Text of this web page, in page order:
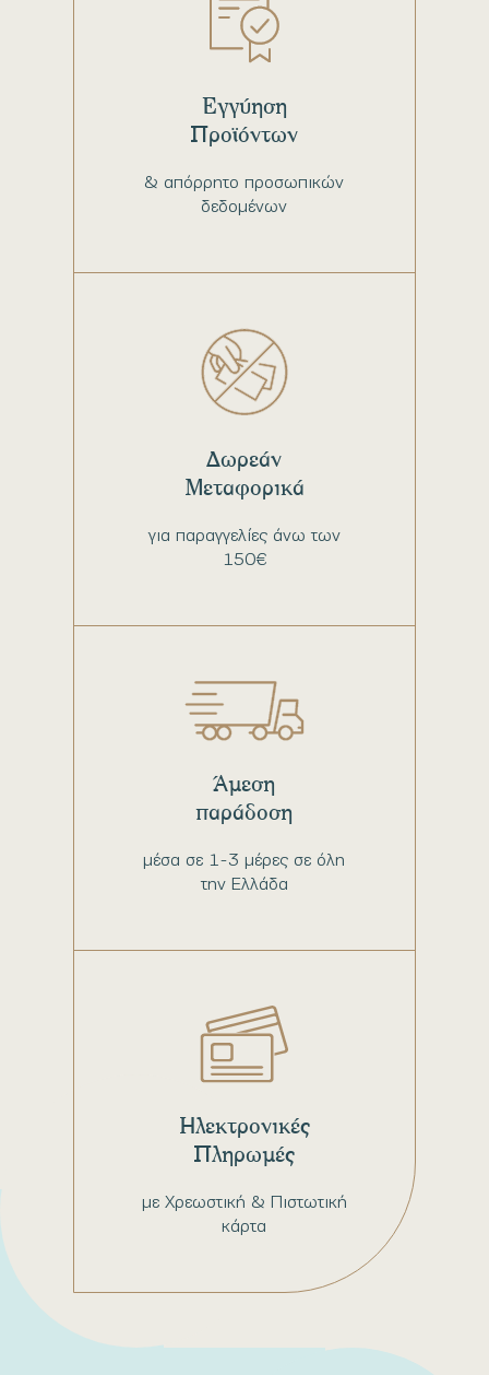
& απόρρητο προσωπικών
δεδομένων
Εγγύηση
Προϊόντων
για παραγγελίες άνω των
150€
Δωρεάν
Μεταφορικά
μέσα σε 1-3 μέρες σε όλη
την Ελλάδα
Άμεση
παράδοση
με Χρεωστική & Πιστωτική
κάρτα
Ηλεκτρονικές
Πληρωμές